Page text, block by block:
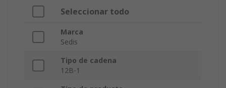
Seleccionar todo
Marca
Sedis
Tipo de cadena
12B-1